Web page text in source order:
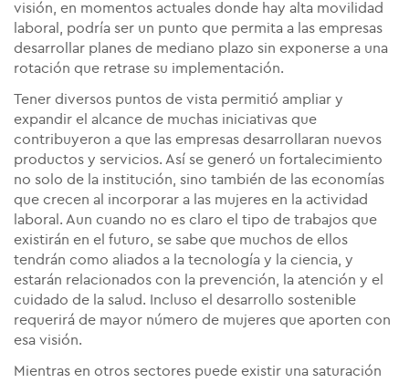
visión, en momentos actuales donde hay alta movilidad
laboral, podría ser un punto que permita a las empresas
desarrollar planes de mediano plazo sin exponerse a una
rotación que retrase su implementación.
Tener diversos puntos de vista permitió ampliar y
expandir el alcance de muchas iniciativas que
contribuyeron a que las empresas desarrollaran nuevos
productos y servicios. Así se generó un fortalecimiento
no solo de la institución, sino también de las economías
que crecen al incorporar a las mujeres en la actividad
laboral. Aun cuando no es claro el tipo de trabajos que
existirán en el futuro, se sabe que muchos de ellos
tendrán como aliados a la tecnología y la ciencia, y
estarán relacionados con la prevención, la atención y el
cuidado de la salud. Incluso el desarrollo sostenible
requerirá de mayor número de mujeres que aporten con
esa visión.
Mientras en otros sectores puede existir una saturación